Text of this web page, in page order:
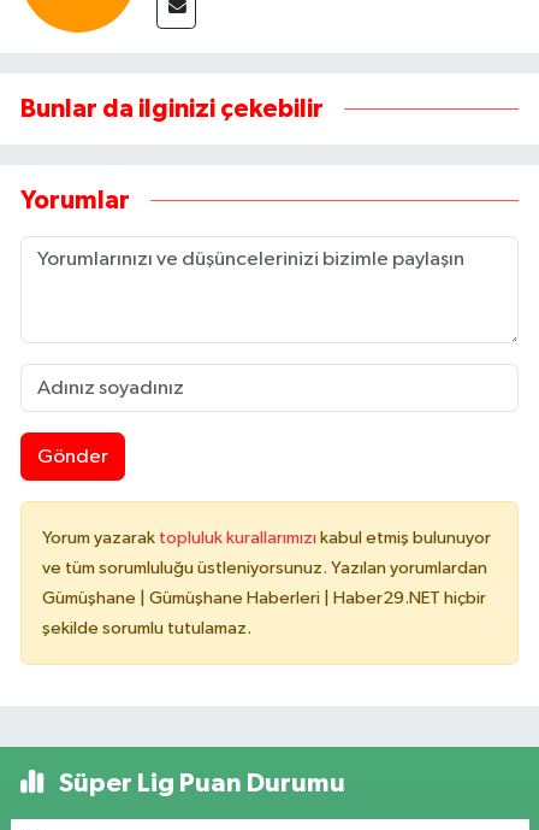
Bunlar da ilginizi çekebilir
Yorumlar
Gönder
Yorum yazarak topluluk kurallarımızı kabul etmiş bulunuyor
ve tüm sorumluluğu üstleniyorsunuz. Yazılan yorumlardan
Gümüşhane | Gümüşhane Haberleri | Haber29.NET hiçbir
şekilde sorumlu tutulamaz.
Süper Lig Puan Durumu